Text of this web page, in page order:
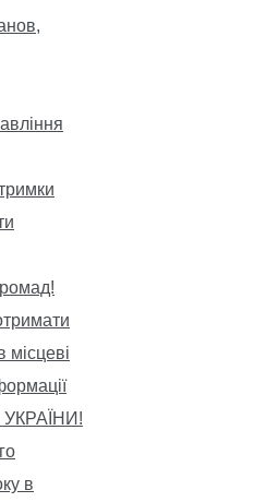
місцеві
в